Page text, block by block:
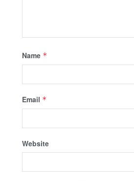
Name *
Email *
Website